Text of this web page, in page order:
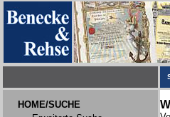
HOME/SUCHE